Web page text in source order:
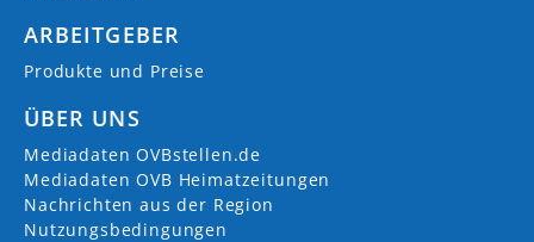
ARBEITGEBER
Produkte und Preise
ÜBER UNS
Mediadaten OVBstellen.de
Mediadaten OVB Heimatzeitungen
Nachrichten aus der Region
Nutzungsbedingungen